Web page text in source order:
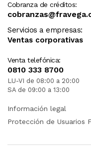
Cobranza de créditos:
Servicios a empresas:
Ventas corporativas
Venta telefónica:
0810 333 8700
LU-VI de 08:00 a 20:00
SA de 09:00 a 13:00
Información legal
Protección de Usuarios